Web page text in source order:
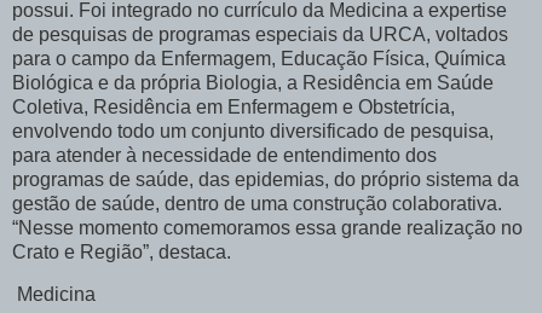
possui. Foi integrado no currículo da Medicina a expertise
de pesquisas de programas especiais da URCA, voltados
para o campo da Enfermagem, Educação Física, Química
Biológica e da própria Biologia, a Residência em Saúde
Coletiva, Residência em Enfermagem e Obstetrícia,
envolvendo todo um conjunto diversificado de pesquisa,
para atender à necessidade de entendimento dos
programas de saúde, das epidemias, do próprio sistema da
gestão de saúde, dentro de uma construção colaborativa.
“Nesse momento comemoramos essa grande realização no
Crato e Região”, destaca.
Medicina